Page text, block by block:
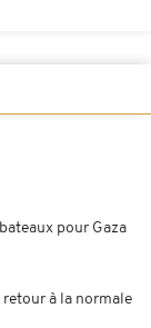
pour Gaza
retour à la normale